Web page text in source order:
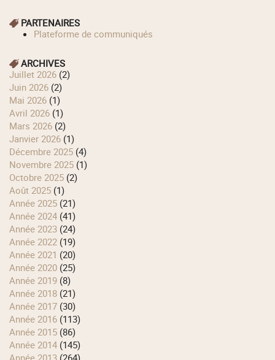
PARTENAIRES
Plateforme de communiqués
ARCHIVES
juillet 2026 (2)
juin 2026 (2)
mai 2026 (1)
avril 2026 (1)
mars 2026 (2)
janvier 2026 (1)
décembre 2025 (4)
novembre 2025 (1)
octobre 2025 (2)
août 2025 (1)
année 2025 (21)
année 2024 (41)
année 2023 (24)
année 2022 (19)
année 2021 (20)
année 2020 (25)
année 2019 (8)
année 2018 (21)
année 2017 (30)
année 2016 (113)
année 2015 (86)
année 2014 (145)